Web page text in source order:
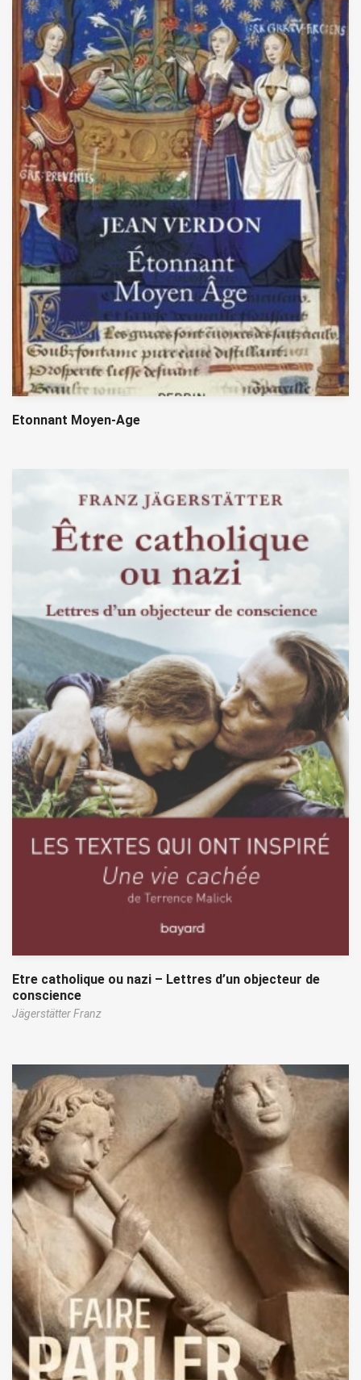
Etonnant Moyen-Age
Etre catholique ou nazi – Lettres d’un objecteur de
conscience
Jägerstätter Franz